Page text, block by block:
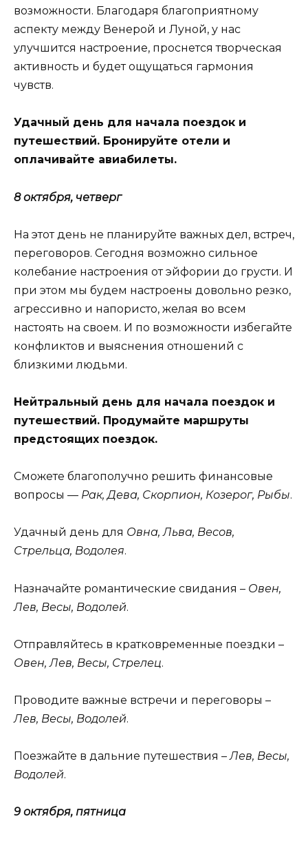
возможности. Благодаря благоприятному
аспекту между Венерой и Луной, у нас
улучшится настроение, проснется творческая
активность и будет ощущаться гармония
чувств.
Удачный день для начала поездок и
путешествий. Бронируйте отели и
оплачивайте авиабилеты.
8 октября, четверг
На этот день не планируйте важных дел, встреч,
переговоров. Сегодня возможно сильное
колебание настроения от эйфории до грусти. И
при этом мы будем настроены довольно резко,
агрессивно и напористо, желая во всем
настоять на своем. И по возможности избегайте
конфликтов и выяснения отношений с
близкими людьми.
Нейтральный день для начала поездок и
путешествий. Продумайте маршруты
предстоящих поездок.
Сможете благополучно решить финансовые
вопросы — Рак, Дева, Скорпион, Козерог, Рыбы.
Удачный день для Овна, Льва, Весов,
Стрельца, Водолея.
Назначайте романтические свидания – Овен,
Лев, Весы, Водолей.
Отправляйтесь в кратковременные поездки –
Овен, Лев, Весы, Стрелец.
Проводите важные встречи и переговоры –
Лев, Весы, Водолей.
Поезжайте в дальние путешествия –Лев, Весы,
Водолей.
9 октября, пятница